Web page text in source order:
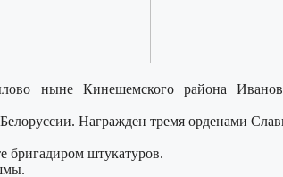
ныне Кинешемского района
Награжден тремя орденами
бригадиром штукатуров.